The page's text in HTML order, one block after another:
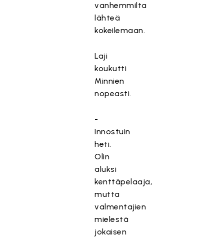
vanhemmilta
lähteä
kokeilemaan.
Laji
koukutti
Minnien
nopeasti.
-
Innostuin
heti.
Olin
aluksi
kenttäpelaaja,
mutta
valmentajien
mielestä
jokaisen